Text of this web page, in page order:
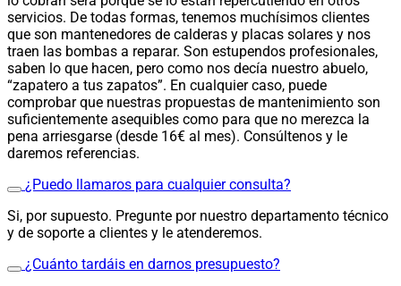
servicios. De todas formas, tenemos muchísimos clientes
que son mantenedores de calderas y placas solares y nos
traen las bombas a reparar. Son estupendos profesionales,
saben lo que hacen, pero como nos decía nuestro abuelo,
“zapatero a tus zapatos”. En cualquier caso, puede
comprobar que nuestras propuestas de mantenimiento son
suficientemente asequibles como para que no merezca la
pena arriesgarse (desde 16€ al mes). Consúltenos y le
daremos referencias.
¿Puedo llamaros para cualquier consulta?
Si, por supuesto. Pregunte por nuestro departamento técnico
y de soporte a clientes y le atenderemos.
¿Cuánto tardáis en darnos presupuesto?